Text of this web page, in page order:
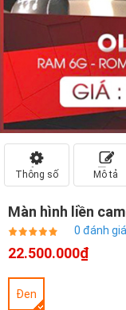
Thông số Mô tả
Màn hình liền
0 đánh giá
22.500.000₫
Đen